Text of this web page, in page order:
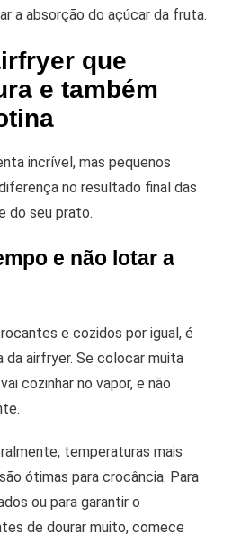
a absorção do açúcar da fruta.
que
e também
incrível, mas pequenos
no resultado final das
do seu prato.
e não lotar a
e cozidos por igual, é
da airfryer. Se colocar muita
cozinhar no vapor, e não
temperaturas mais
ótimas para crocância. Para
ou para garantir o
de dourar muito, comece